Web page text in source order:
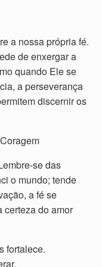
a nossa própria fé.
de enxergar a
quando Ele se
a perseverança
discernir os
se das
o mundo; tende
a fé se
certeza do amor
fortalece.